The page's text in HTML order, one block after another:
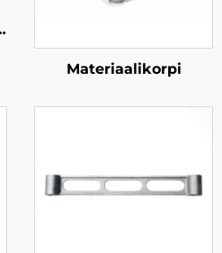
Materiaalikorpi